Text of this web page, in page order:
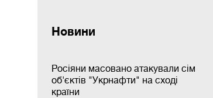
Новини
Росіяни масовано атакували сім
об'єктів "Укрнафти" на сході
країни